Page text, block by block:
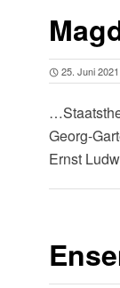
25. Juni 2021
Georg-
Ernst